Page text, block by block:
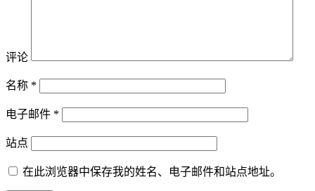
评论
名称 *
电子邮件 *
站点
在此浏览器中保存我的姓名、电子邮件和站点地址。